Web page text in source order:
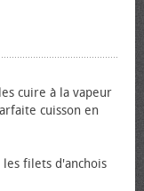
cuire à la vapeur
cuisson en
filets d'anchois